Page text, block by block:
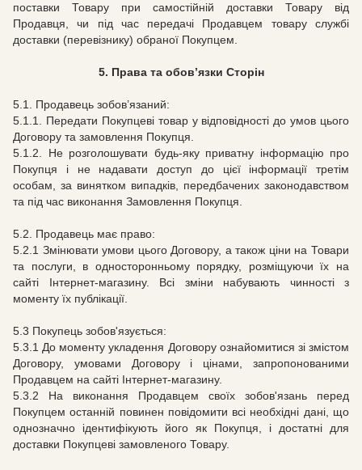
поставки Товару при самостійній доставки Товару від
Продавця, чи під час передачі Продавцем товару службі
доставки (перевізнику) обраної Покупцем.
5. Права та обов’язки Сторін
5.1. Продавець зобов’язаний:
5.1.1. Передати Покупцеві товар у відповідності до умов цього
Договору та замовлення Покупця.
5.1.2. Не розголошувати будь-яку приватну інформацію про
Покупця і не надавати доступ до цієї інформації третім
особам, за винятком випадків, передбачених законодавством
та під час виконання Замовлення Покупця.
5.2. Продавець має право:
5.2.1 Змінювати умови цього Договору, а також ціни на Товари
та послуги, в односторонньому порядку, розміщуючи їх на
сайті Інтернет-магазину. Всі зміни набувають чинності з
моменту їх публікації.
5.3 Покупець зобов'язується:
5.3.1 До моменту укладення Договору ознайомитися зі змістом
Договору, умовами Договору і цінами, запропонованими
Продавцем на сайті Інтернет-магазину.
5.3.2 На виконання Продавцем своїх зобов'язань перед
Покупцем останній повинен повідомити всі необхідні дані, що
однозначно ідентифікують його як Покупця, і достатні для
доставки Покупцеві замовленого Товару.